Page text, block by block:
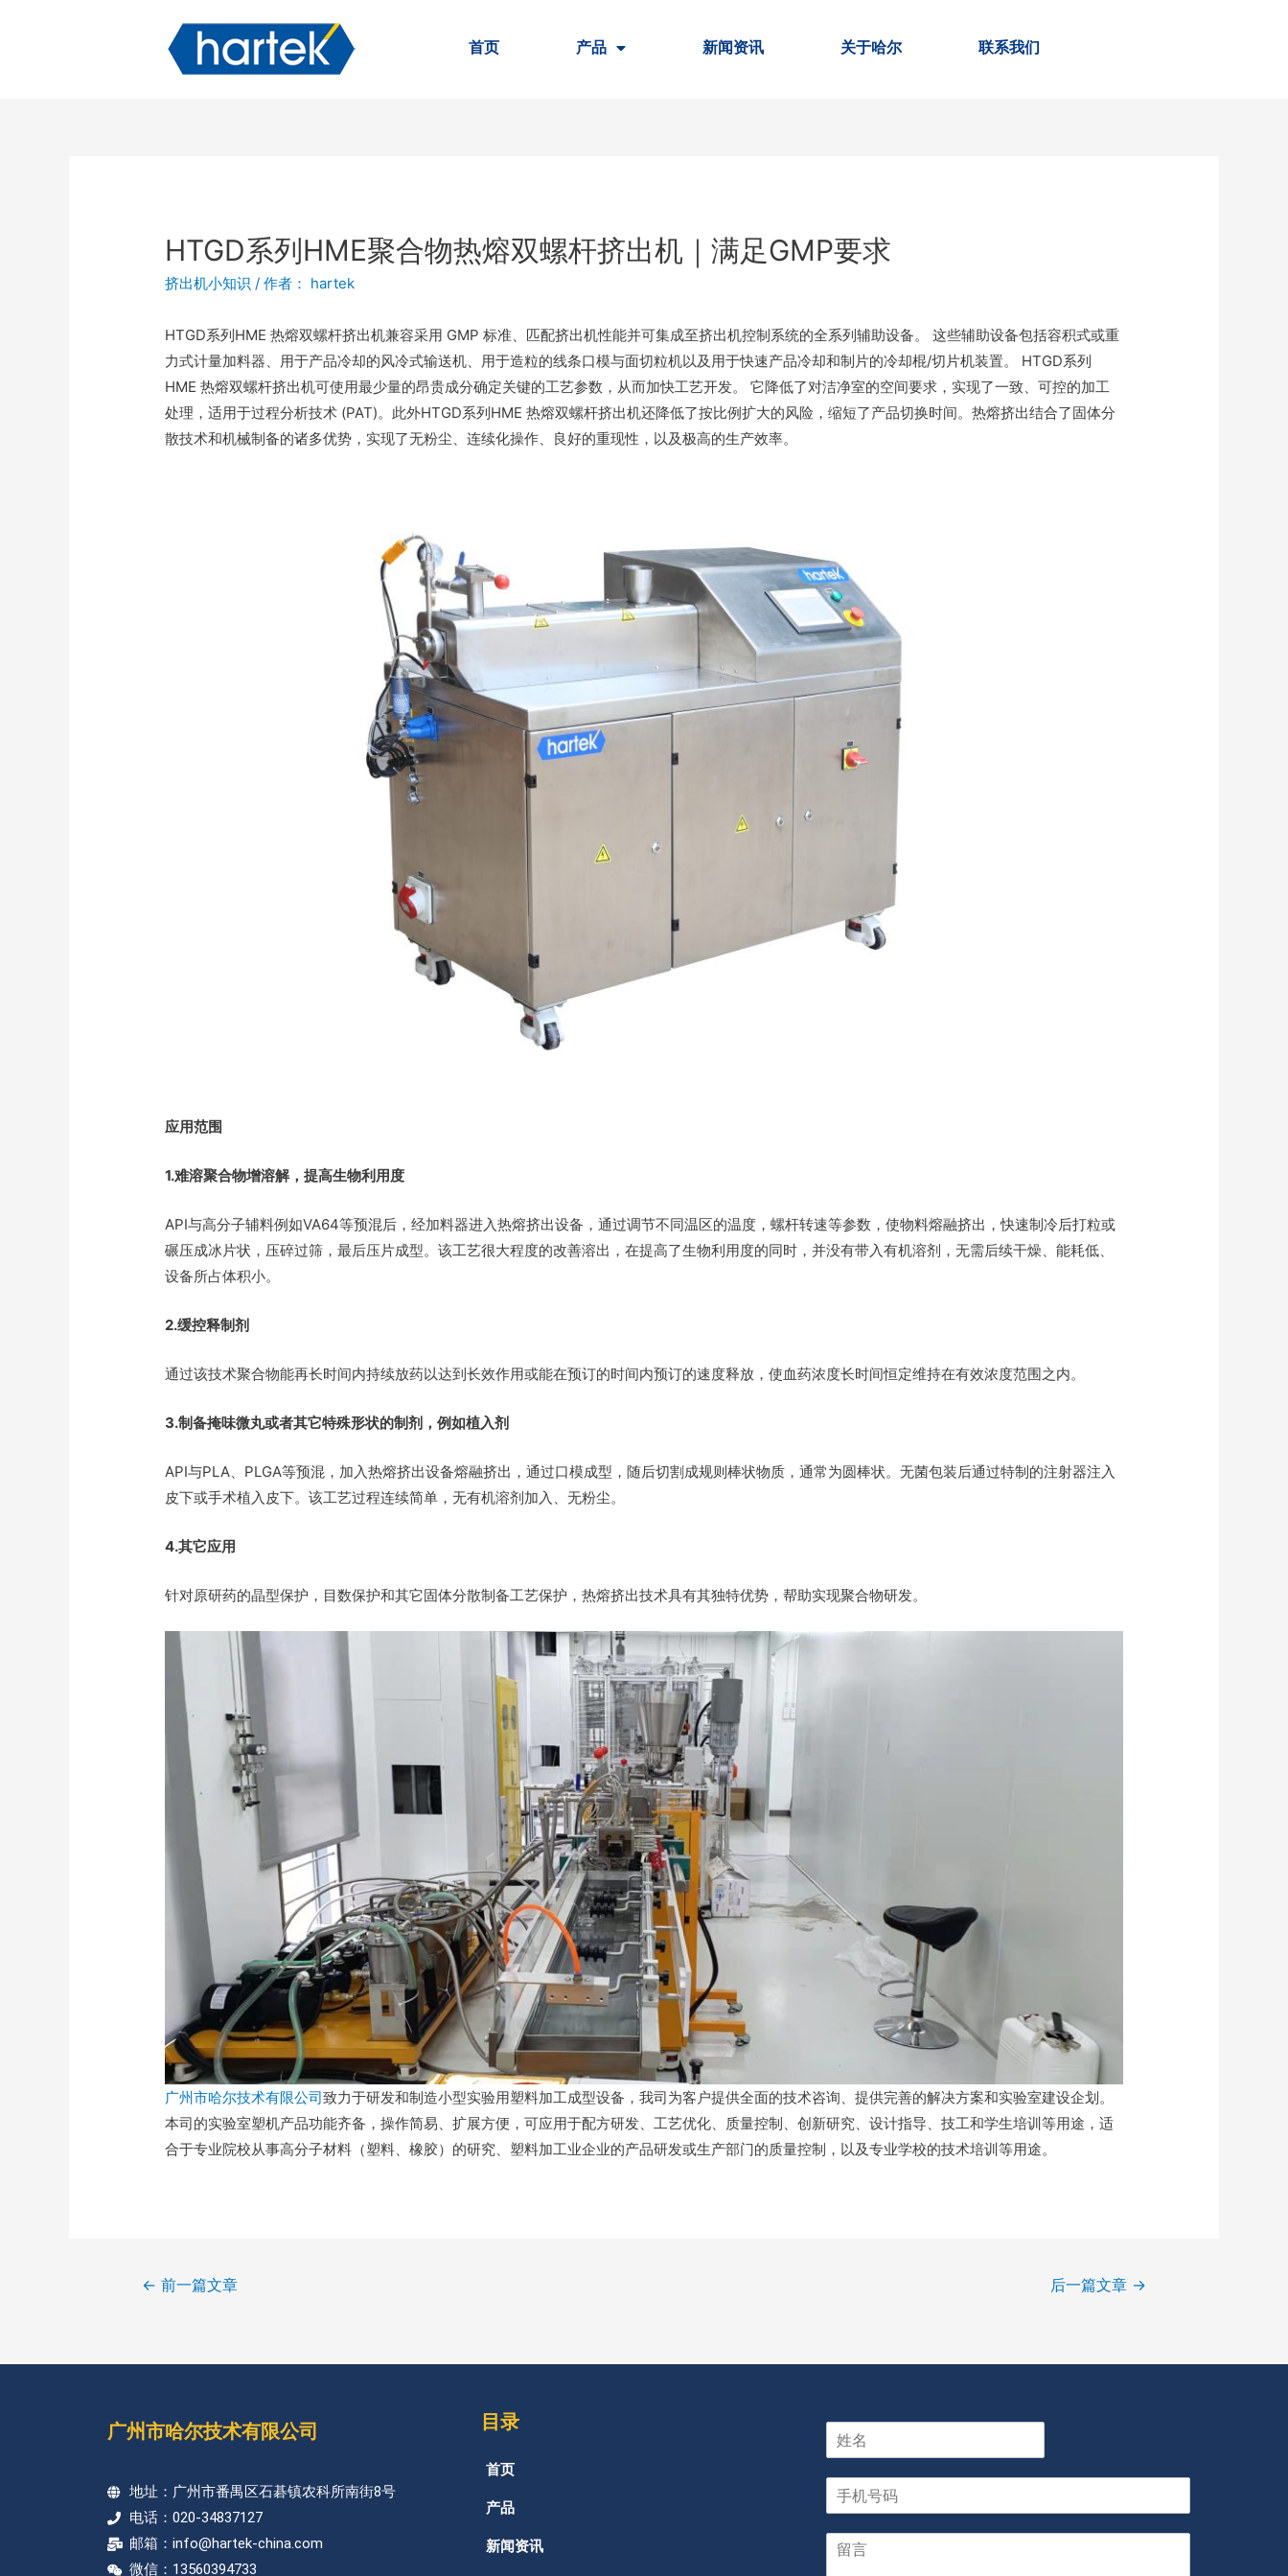
首页 产品 新闻资讯 关于哈尔 联系我们
HTGD系列HME聚合物热熔双螺杆挤出机｜满足GMP要求
挤出机小知识 / 作者： hartek
HTGD系列HME 热熔双螺杆挤出机兼容采用 GMP 标准、匹配挤出机性能并可集成至挤出机控制系统的全系列辅助设备。 这些辅助设备包括容积式或重
力式计量加料器、用于产品冷却的风冷式输送机、用于造粒的线条口模与面切粒机以及用于快速产品冷却和制片的冷却棍/切片机装置。 HTGD系列
HME 热熔双螺杆挤出机可使用最少量的昂贵成分确定关键的工艺参数，从而加快工艺开发。 它降低了对洁净室的空间要求，实现了一致、可控的加工
处理，适用于过程分析技术 (PAT)。此外HTGD系列HME 热熔双螺杆挤出机还降低了按比例扩大的风险，缩短了产品切换时间。热熔挤出结合了固体分
散技术和机械制备的诸多优势，实现了无粉尘、连续化操作、良好的重现性，以及极高的生产效率。
应用范围
1.难溶聚合物增溶解，提高生物利用度
API与高分子辅料例如VA64等预混后，经加料器进入热熔挤出设备，通过调节不同温区的温度，螺杆转速等参数，使物料熔融挤出，快速制冷后打粒或
碾压成冰片状，压碎过筛，最后压片成型。该工艺很大程度的改善溶出，在提高了生物利用度的同时，并没有带入有机溶剂，无需后续干燥、能耗低、
设备所占体积小。
2.缓控释制剂
通过该技术聚合物能再长时间内持续放药以达到长效作用或能在预订的时间内预订的速度释放，使血药浓度长时间恒定维持在有效浓度范围之内。
3.制备掩味微丸或者其它特殊形状的制剂，例如植入剂
API与PLA、PLGA等预混，加入热熔挤出设备熔融挤出，通过口模成型，随后切割成规则棒状物质，通常为圆棒状。无菌包装后通过特制的注射器注入
皮下或手术植入皮下。该工艺过程连续简单，无有机溶剂加入、无粉尘。
4.其它应用
针对原研药的晶型保护，目数保护和其它固体分散制备工艺保护，热熔挤出技术具有其独特优势，帮助实现聚合物研发。
广州市哈尔技术有限公司致力于研发和制造小型实验用塑料加工成型设备，我司为客户提供全面的技术咨询、提供完善的解决方案和实验室建设企划。
本司的实验室塑机产品功能齐备，操作简易、扩展方便，可应用于配方研发、工艺优化、质量控制、创新研究、设计指导、技工和学生培训等用途，适
合于专业院校从事高分子材料（塑料、橡胶）的研究、塑料加工业企业的产品研发或生产部门的质量控制，以及专业学校的技术培训等用途。
← 前一篇文章 后一篇文章 →
广州市哈尔技术有限公司
地址：广州市番禺区石碁镇农科所南街8号
电话：020-34837127
邮箱：info@hartek-china.com
微信：13560394733
目录
首页
产品
新闻资讯